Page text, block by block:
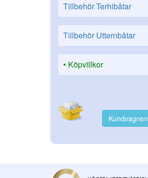
Tillbehör Terhibåtar
Tillbehör Utternbåtar
Köpvillkor
Kundvagnen